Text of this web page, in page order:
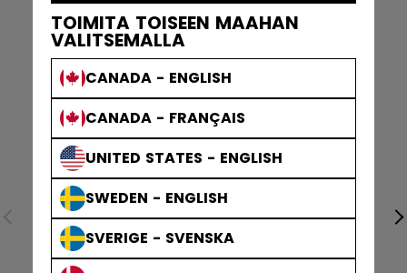
TOIMITA TOISEEN MAAHAN
VALITSEMALLA
CANADA - ENGLISH
CANADA - FRANÇAIS
UNITED STATES - ENGLISH
SWEDEN - ENGLISH
SVERIGE - SVENSKA